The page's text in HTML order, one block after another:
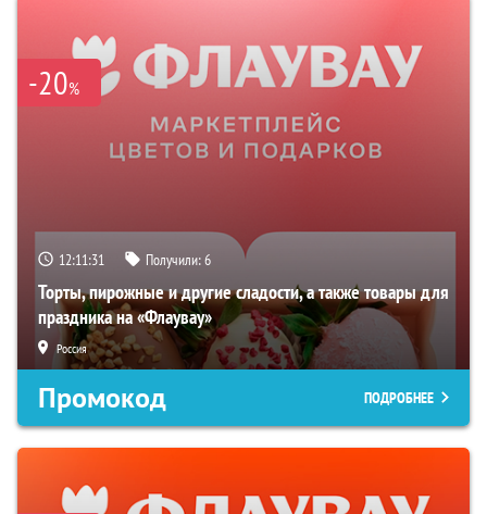
-20%
12:11:30 Получили:6
Торты, пирожные и другие сладости, а также товары для
праздника на «Флаувау»
Россия
Промокод ПОДРОБНЕЕ